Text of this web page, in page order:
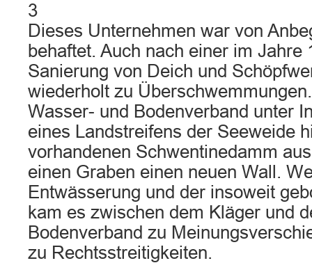
3
Dieses Unternehmen war von
behaftet. Auch nach einer im Jahre
Sanierung von Deich und
wiederholt zu
Wasser- und Bodenverband unter
eines Landstreifens der Seeweide
vorhandenen Schwentinedamm
einen Graben einen neuen Wall.
Entwässerung und der insoweit
kam es zwischen dem Kläger und
Bodenverband zu
zu Rechtsstreitigkeiten.